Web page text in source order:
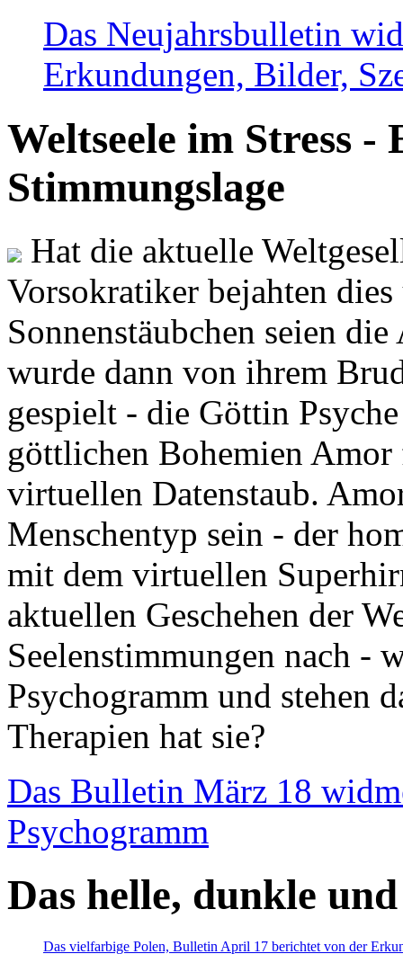
Das Neujahrsbulletin
Erkundungen, Bilder,
Weltseele im Stress -
Stimmungslage
Hat die aktuelle
Vorsokratiker bejahten
Sonnenstäubchen seien
wurde dann von ihrem
gespielt - die Göttin
göttlichen Bohemien
virtuellen Datenstaub.
Menschentyp sein - der
mit dem virtuellen
aktuellen Geschehen der
Seelenstimmungen nach -
Psychogramm und stehen
Therapien hat sie?
Das Bulletin März 18
Psychogramm
Das helle, dunkle
Das vielfarbige Polen, Bulletin April 17 berichtet von der